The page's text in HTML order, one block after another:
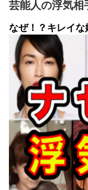
芸能人の浮気
なぜ！？キレイな